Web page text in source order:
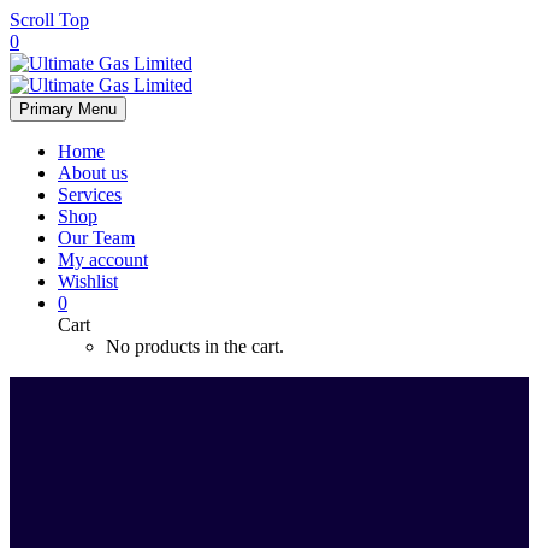
Scroll Top
0
Primary Menu
Home
About us
Services
Shop
Our Team
My account
Wishlist
0
Cart
No products in the cart.